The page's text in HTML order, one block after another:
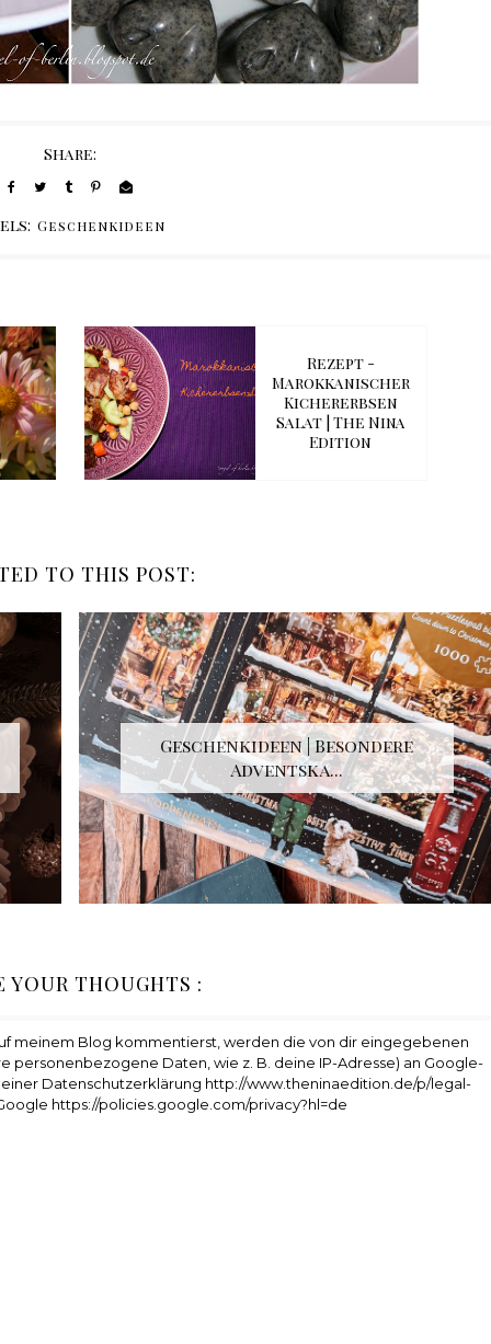
Share:
Geschenkideen
Rezept -
Marokkanischer
Kichererbsen
Salat | The Nina
Edition
TO THIS POST:
Geschenkideen | Besondere
Adventska...
YOUR THOUGHTS :
meinem Blog kommentierst, werden die von dir eingegebenen
personenbezogene Daten, wie z. B. deine IP-Adresse) an Google-
Datenschutzerklärung http://www.theninaedition.de/p/legal-
https://policies.google.com/privacy?hl=de